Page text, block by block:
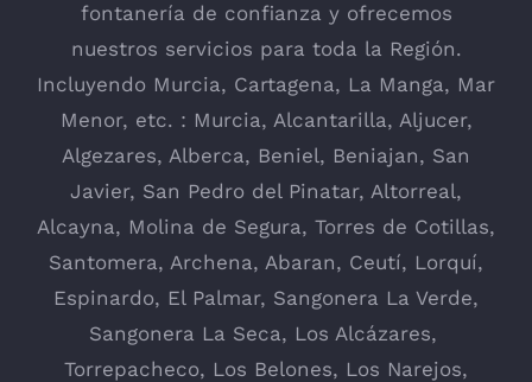
fontanería de confianza y ofrecemos
nuestros servicios para toda la Región.
Incluyendo Murcia, Cartagena, La Manga, Mar
Menor, etc. : Murcia, Alcantarilla, Aljucer,
Algezares, Alberca, Beniel, Beniajan, San
Javier, San Pedro del Pinatar, Altorreal,
Alcayna, Molina de Segura, Torres de Cotillas,
Santomera, Archena, Abaran, Ceutí, Lorquí,
Espinardo, El Palmar, Sangonera La Verde,
Sangonera La Seca, Los Alcázares,
Torrepacheco, Los Belones, Los Narejos,